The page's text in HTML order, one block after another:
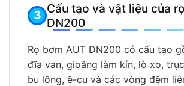
Cấu tạo và vật liệu của
DN200
Rọ bơm AUT DN200 có cấu tạo
đĩa van, gioăng làm kín, lò xo,
bu lông, ê-cu và các vòng đệm